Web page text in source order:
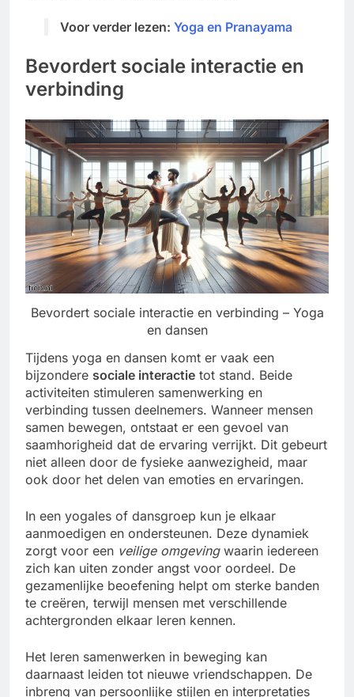
Voor verder lezen: Yoga en Pranayama
Bevordert sociale interactie en
verbinding
Bevordert sociale interactie en verbinding – Yoga
en dansen
Tijdens yoga en dansen komt er vaak een
bijzondere sociale interactie tot stand. Beide
activiteiten stimuleren samenwerking en
verbinding tussen deelnemers. Wanneer mensen
samen bewegen, ontstaat er een gevoel van
saamhorigheid dat de ervaring verrijkt. Dit gebeurt
niet alleen door de fysieke aanwezigheid, maar
ook door het delen van emoties en ervaringen.
In een yogales of dansgroep kun je elkaar
aanmoedigen en ondersteunen. Deze dynamiek
zorgt voor een veilige omgevingwaarin iedereen
zich kan uiten zonder angst voor oordeel. De
gezamenlijke beoefening helpt om sterke banden
te creëren, terwijl mensen met verschillende
achtergronden elkaar leren kennen.
Het leren samenwerken in beweging kan
daarnaast leiden tot nieuwe vriendschappen. De
inbreng van persoonlijke stijlen en interpretaties